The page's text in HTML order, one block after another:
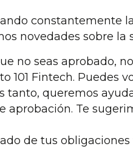
constantemente
novedades sobre la
no seas aprobado,
101 Fintech. Puedes
tanto, queremos
aprobación. Te
de tus obligaciones